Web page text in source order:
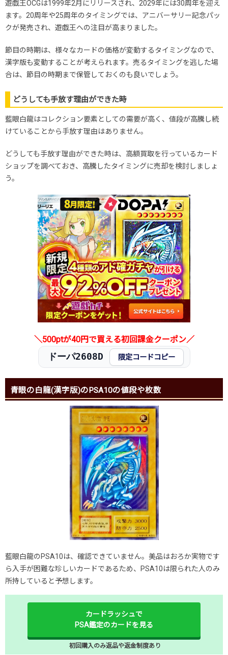
遊戯王OCGは1999年2月にリリースされ、2029年には30周年を迎え
ます。20周年や25周年のタイミングでは、アニバーサリー記念パッ
クが発売され、遊戯王への注目が高まりました。
節目の時期は、様々なカードの価格が変動するタイミングなので、
漢字版も変動することが考えられます。売るタイミングを逃した場
合は、節目の時期まで保管しておくのも良いでしょう。
どうしても手放す理由ができた時
藍眼白龍はコレクション要素としての需要が高く、値段が高騰し続
けていることから手放す理由はありません。
どうしても手放す理由ができた時は、高額買取を行っているカード
ショップを調べておき、高騰したタイミングに売却を検討しましょ
う。
＼500ptが40円で買える初回課金クーポン／
ドーパ2608D 限定コードコピー
青眼の白龍(漢字版)のPSA10の値段や枚数
藍眼白龍のPSA10は、確認できていません。美品はおろか実物です
ら入手が困難な珍しいカードであるため、PSA10は限られた人のみ
所持していると予想します。
カードラッシュで
PSA鑑定のカードを見る
初回購入のみ返品や返金制度あり